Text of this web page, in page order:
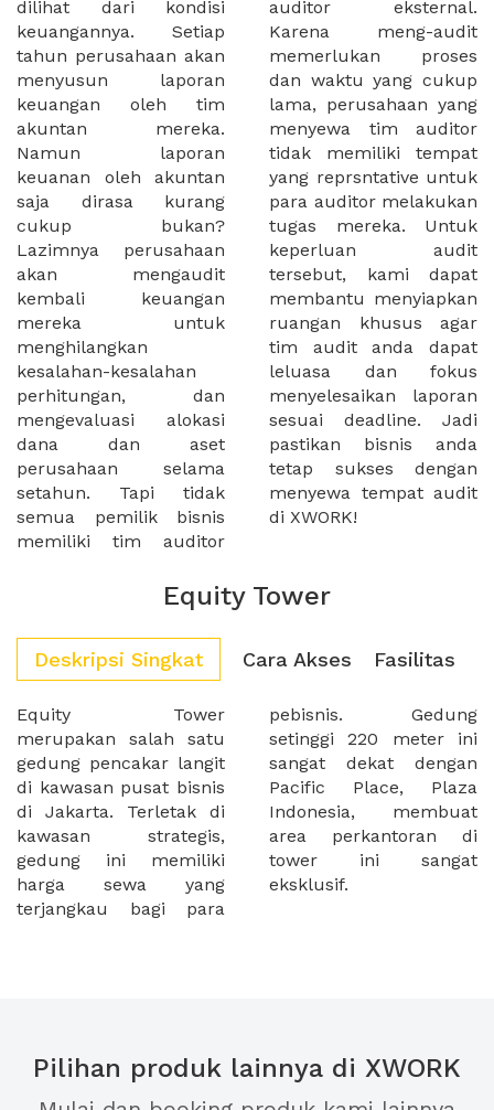
dilihat dari kondisi
keuangannya. Setiap
tahun perusahaan akan
menyusun laporan
keuangan oleh tim
akuntan mereka.
Namun laporan
keuanan oleh akuntan
saja dirasa kurang
cukup bukan?
Lazimnya perusahaan
akan mengaudit
kembali keuangan
mereka untuk
menghilangkan
kesalahan-kesalahan
perhitungan, dan
mengevaluasi alokasi
dana dan aset
perusahaan selama
setahun. Tapi tidak
semua pemilik bisnis
memiliki tim auditor
auditor eksternal.
Karena meng-audit
memerlukan proses
dan waktu yang cukup
lama, perusahaan yang
menyewa tim auditor
tidak memiliki tempat
yang reprsntative untuk
para auditor melakukan
tugas mereka. Untuk
keperluan audit
tersebut, kami dapat
membantu menyiapkan
ruangan khusus agar
tim audit anda dapat
leluasa dan fokus
menyelesaikan laporan
sesuai deadline. Jadi
pastikan bisnis anda
tetap sukses dengan
menyewa tempat audit
di XWORK!
Equity Tower
Deskripsi Singkat Cara Akses Fasilitas
Equity Tower
merupakan salah satu
gedung pencakar langit
di kawasan pusat bisnis
di Jakarta. Terletak di
kawasan strategis,
gedung ini memiliki
harga sewa yang
terjangkau bagi para
pebisnis. Gedung
setinggi 220 meter ini
sangat dekat dengan
Pacific Place, Plaza
Indonesia, membuat
area perkantoran di
tower ini sangat
eksklusif.
Pilihan produk lainnya di XWORK